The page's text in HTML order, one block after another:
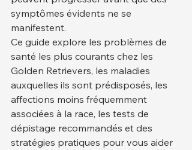
symptômes évidents ne se
manifestent.
Ce guide explore les problèmes de
santé les plus courants chez les
Golden Retrievers, les maladies
auxquelles ils sont prédisposés, les
affections moins fréquemment
associées à la race, les tests de
dépistage recommandés et des
stratégies pratiques pour vous aider